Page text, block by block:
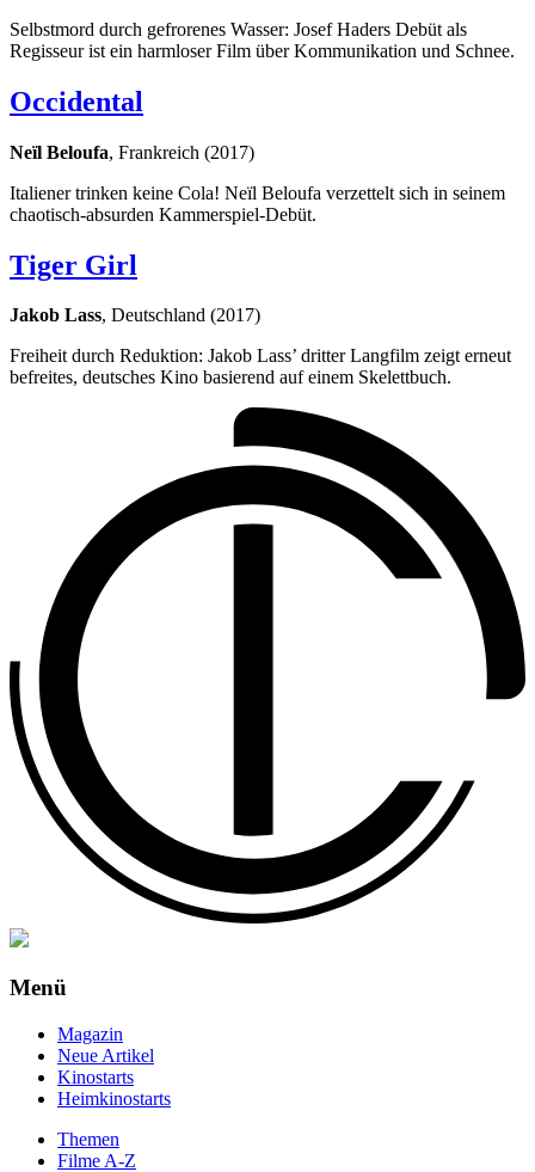
Selbstmord durch gefrorenes Wasser: Josef Haders Debüt als
Regisseur ist ein harmloser Film über Kommunikation und Schnee.
Occidental
Neïl Beloufa, Frankreich (2017)
Italiener trinken keine Cola! Neïl Beloufa verzettelt sich in seinem
chaotisch-absurden Kammerspiel-Debüt.
Tiger Girl
Jakob Lass, Deutschland (2017)
Freiheit durch Reduktion: Jakob Lass’ dritter Langfilm zeigt erneut
befreites, deutsches Kino basierend auf einem Skelettbuch.
Menü
Magazin
Neue Artikel
Kinostarts
Heimkinostarts
Themen
Filme A-Z